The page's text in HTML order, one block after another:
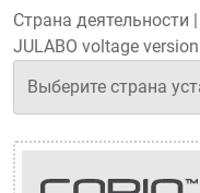
Страна деятельности
JULABO voltage